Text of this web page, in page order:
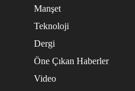
Manşet
Teknoloji
Dergi
Öne Çıkan Haberler
Video